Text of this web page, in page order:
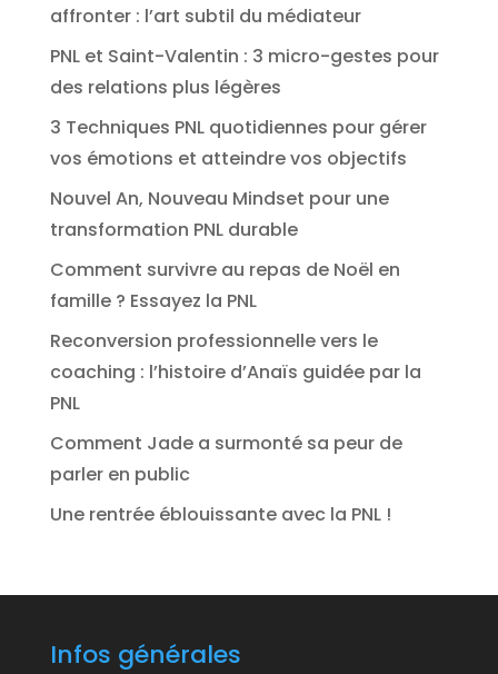
affronter : l’art subtil du médiateur
PNL et Saint-Valentin : 3 micro-gestes pour
des relations plus légères
3 Techniques PNL quotidiennes pour gérer
vos émotions et atteindre vos objectifs
Nouvel An, Nouveau Mindset pour une
transformation PNL durable
Comment survivre au repas de Noël en
famille ? Essayez la PNL
Reconversion professionnelle vers le
coaching : l’histoire d’Anaïs guidée par la
PNL
Comment Jade a surmonté sa peur de
parler en public
Une rentrée éblouissante avec la PNL !
Infos générales